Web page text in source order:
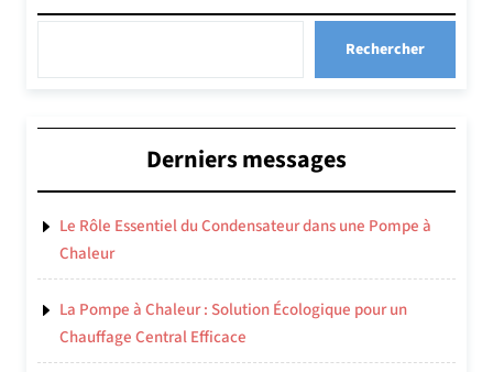
Rechercher
Derniers messages
Le Rôle Essentiel du Condensateur dans une Pompe à
Chaleur
La Pompe à Chaleur : Solution Écologique pour un
Chauffage Central Efficace